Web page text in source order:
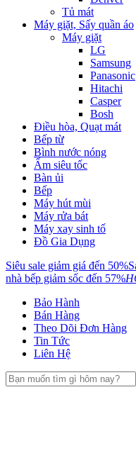
Tủ mát
Máy giặt, Sấy quần áo
Máy giặt
LG
Samsung
Panasonic
Hitachi
Casper
Bosh
Điều hòa, Quạt mát
Bếp từ
Bình nước nóng
Ấm siêu tốc
Bàn ủi
Bếp
Máy hút mùi
Máy rửa bát
Máy xay sinh tố
Đồ Gia Dụng
Siêu sale giảm giá đến 50%
nhà bếp giảm sốc đến 57%
Bảo Hành
Bán Hàng
Theo Dõi Đơn Hàng
Tin Tức
Liên Hệ